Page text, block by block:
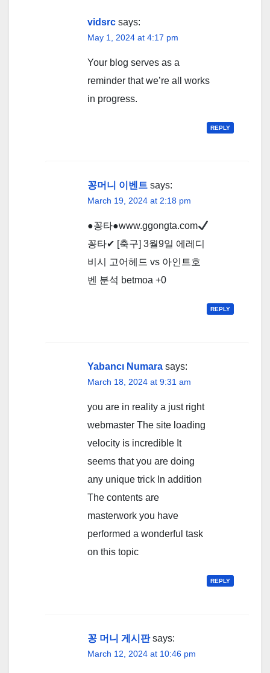
vidsrc says:
May 1, 2024 at 4:17 pm
Your blog serves as a
reminder that we’re all works
in progress.
REPLY
꽁머니 이벤트 says:
March 19, 2024 at 2:18 pm
●꽁타●www.ggongta.com
꽁타✔ [축구] 3월9일 에레디
비시 고어헤드 vs 아인트호
벤 분석 betmoa +0
REPLY
Yabancı Numara says:
March 18, 2024 at 9:31 am
you are in reality a just right
webmaster The site loading
velocity is incredible It
seems that you are doing
any unique trick In addition
The contents are
masterwork you have
performed a wonderful task
on this topic
REPLY
꽁 머니 게시판 says:
March 12, 2024 at 10:46 pm